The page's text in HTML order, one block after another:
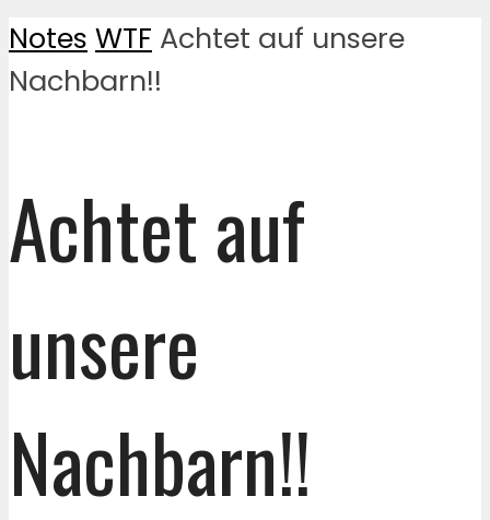
Notes WTF Achtet auf unsere
Nachbarn!!
Achtet auf
unsere
Nachbarn!!